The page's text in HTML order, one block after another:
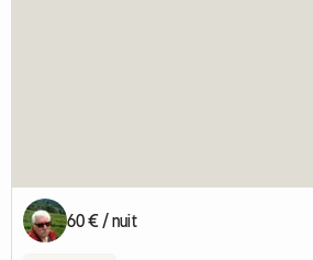
60 € / nuit